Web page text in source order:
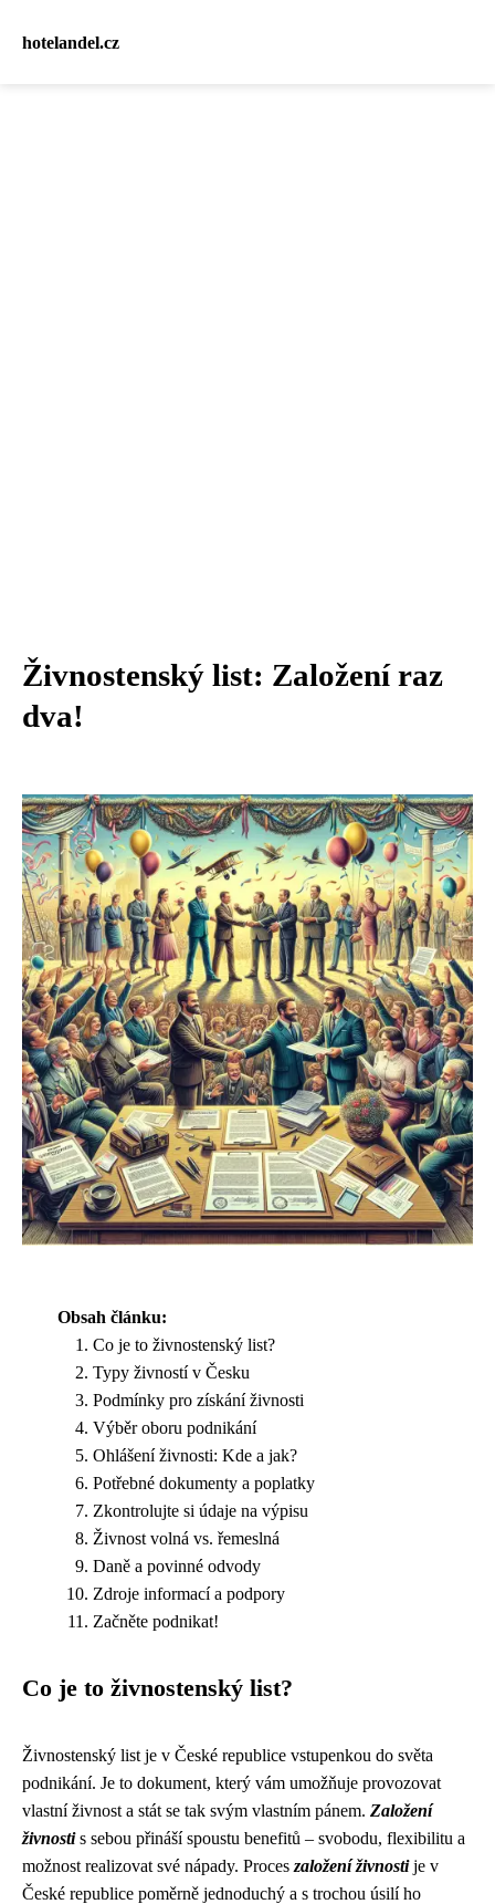
hotelandel.cz
Živnostenský list: Založení raz
dva!
Obsah článku:
Co je to živnostenský list?
Typy živností v Česku
Podmínky pro získání živnosti
Výběr oboru podnikání
Ohlášení živnosti: Kde a jak?
Potřebné dokumenty a poplatky
Zkontrolujte si údaje na výpisu
Živnost volná vs. řemeslná
Daně a povinné odvody
Zdroje informací a podpory
Začněte podnikat!
Co je to živnostenský list?
Živnostenský list je v České republice vstupenkou do světa
podnikání. Je to dokument, který vám umožňuje provozovat
vlastní živnost a stát se tak svým vlastním pánem. Založení
živnostis sebou přináší spoustu benefitů – svobodu, flexibilitu a
možnost realizovat své nápady. Proces založení živnostije v
České republice poměrně jednoduchý a s trochou úsilí ho